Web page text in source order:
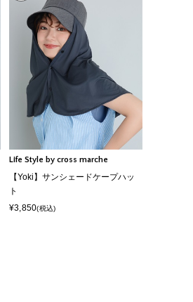
Life Style by cross marche
【Yoki】サンシェードケープハッ
ト
¥3,850(税込)